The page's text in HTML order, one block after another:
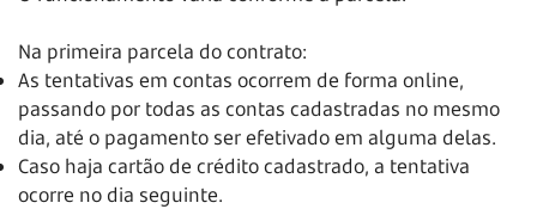
Na primeira parcela do contrato:
As tentativas em contas ocorrem de forma online,
passando por todas as contas cadastradas no mesmo
dia, até o pagamento ser efetivado em alguma delas.
Caso haja cartão de crédito cadastrado, a tentativa
ocorre no dia seguinte.